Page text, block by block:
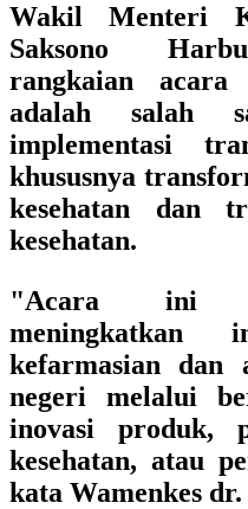
Wakil Menteri
Saksono
rangkaian acara
adalah salah
implementasi
khususnya
kesehatan dan
kesehatan.
"Acara ini
meningkatkan
kefarmasian dan
negeri melalui
inovasi produk,
kesehatan, atau
kata Wamenkes dr.